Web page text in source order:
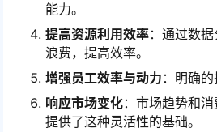
能力。
提高资源利用效率：通过数
浪费，提高效率。
增强员工效率与动力 ：明确
响应市场变化：市场趋势和
提供了这种灵活性的基础。